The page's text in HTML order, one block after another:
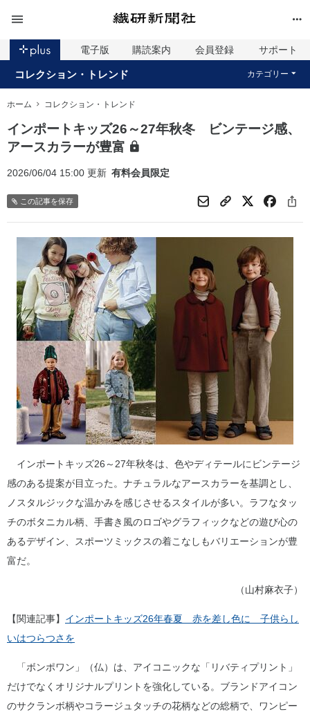
電子版 購読案内 会員登録 サポート
コレクション・トレンド カテゴリー
ホーム コレクション・トレンド
インポートキッズ26～27年秋冬 ビンテージ感、
アースカラーが豊富
2026/06/04 15:00 更新 有料会員限定
この記事を保存
インポートキッズ26～27年秋冬は、色やディテールにビンテージ
感のある提案が目立った。ナチュラルなアースカラーを基調とし、
ノスタルジックな温かみを感じさせるスタイルが多い。ラフなタッ
チのボタニカル柄、手書き風のロゴやグラフィックなどの遊び心の
あるデザイン、スポーツミックスの着こなしもバリエーションが豊
富だ。
（山村麻衣子）
【関連記事】 インポートキッズ26年春夏 赤を差し色に 子供らし
いはつらつさを
「ボンポワン」（仏）は、アイコニックな「リバティプリント」
だけでなくオリジナルプリントを強化している。ブランドアイコン
のサクランボ柄やコラージュタッチの花柄などの総柄で、ワンピー